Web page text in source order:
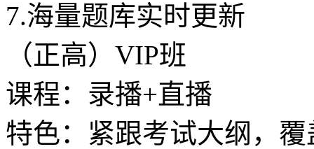
7.海量题库实时更新
（正高）VIP班
课程：录播+直播
特色：紧跟考试大纲，